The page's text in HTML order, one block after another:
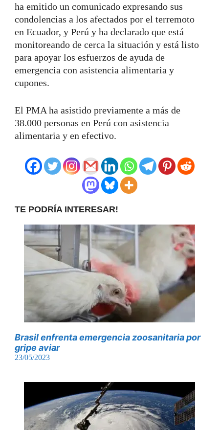
ha emitido un comunicado expresando sus
condolencias a los afectados por el terremoto
en Ecuador, y Perú y ha declarado que está
monitoreando de cerca la situación y está listo
para apoyar los esfuerzos de ayuda de
emergencia con asistencia alimentaria y
cupones.
El PMA ha asistido previamente a más de
38.000 personas en Perú con asistencia
alimentaria y en efectivo.
TE PODRÍA INTERESAR!
Brasil enfrenta emergencia zoosanitaria por
gripe aviar
23/05/2023